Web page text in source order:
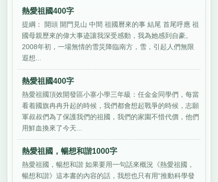
熱愛祖國400字
提綱： 開頭 開門見山 中間 祖國曆來的事 結尾 首尾呼應 祖
國母親歷來的偉大事迹讓我深受感動，我為她感到自豪。
2008年初，一場無情的雪災降臨南方，雪，引起人們無限
遐想...
熱愛祖國400字
熱愛祖國頂效開發區小寨小學三年級：任金金同學們，每當
看着國旗冉冉升起的時候，我們都會想起戰爭的時候，志願
軍叔叔們為了保護我們的祖國，我們的家園不惜代價，他們
用鮮血換來了今天...
熱愛祖國，暢想和諧1000字
熱愛祖國，暢想和諧 如果要用一句話來概況《熱愛祖國，
暢想和諧》這本書的內容的話，我想也只有用“推動科學發